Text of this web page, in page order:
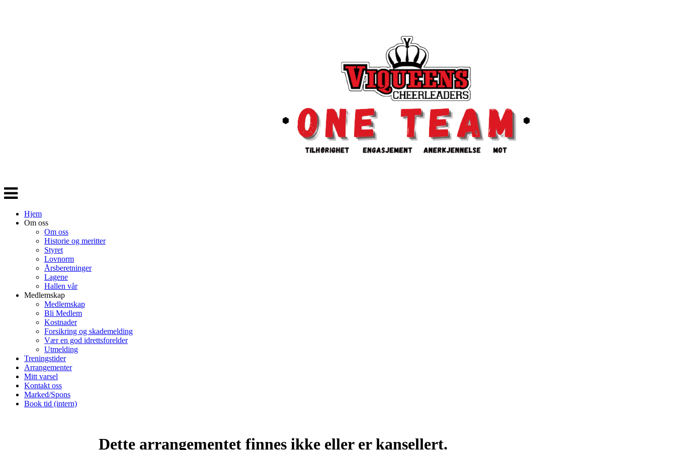
Veksle
navigasjon
Hjem
Om oss
Om oss
Historie og meritter
Styret
Lovnorm
Årsberetninger
Lagene
Hallen vår
Medlemskap
Medlemskap
Bli Medlem
Kostnader
Forsikring og skademelding
Vær en god idrettsforelder
Utmelding
Treningstider
Arrangementer
Mitt varsel
Kontakt oss
Marked/Spons
Book tid (intern)
Dette arrangementet finnes ikke eller er kansellert.